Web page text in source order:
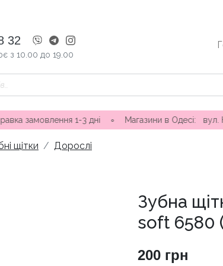
32
з 10.00 до 19.00
1-3 дні ∘ Магазини в Одесі: вул. Ніни
щітки Дорослі
Зубна
soft 6580
200 грн